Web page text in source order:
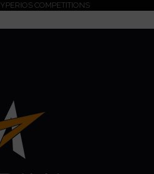
YPERIOS COMPETITIONS